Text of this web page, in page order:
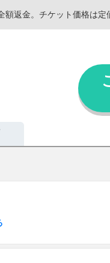
返金。チケット価格は定